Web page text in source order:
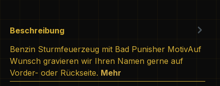
Beschreibung
Benzin Sturmfeuerzeug mit Bad Punisher MotivAuf
Wunsch gravieren wir Ihren Namen gerne auf
Vorder- oder Rückseite. Mehr